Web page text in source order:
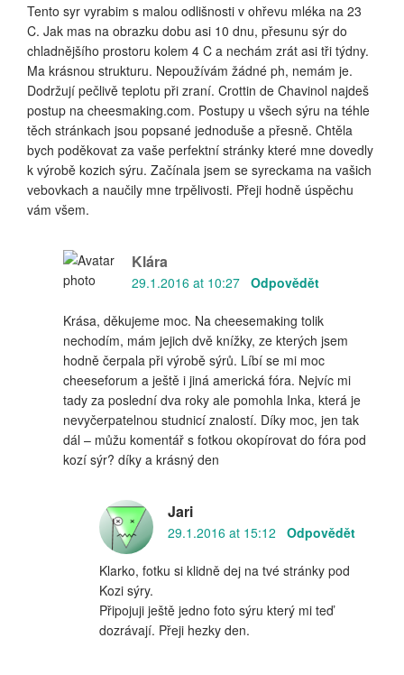
Tento syr vyrabim s malou odlišnosti v ohřevu mléka na 23
C. Jak mas na obrazku dobu asi 10 dnu, přesunu sýr do
chladnějšího prostoru kolem 4 C a nechám zrát asi tři týdny.
Ma krásnou strukturu. Nepoužívám žádné ph, nemám je.
Dodržují pečlivě teplotu při zraní. Crottin de Chavinol najdeš
postup na cheesmaking.com. Postupy u všech sýru na téhle
těch stránkach jsou popsané jednoduše a přesně. Chtěla
bych poděkovat za vaše perfektní stránky které mne dovedly
k výrobě kozich sýru. Začínala jsem se syreckama na vašich
vebovkach a naučily mne trpělivosti. Přeji hodně úspěchu
vám všem.
Klára
29.1.2016 at 10:27 Odpovědět
Krása, děkujeme moc. Na cheesemaking tolik
nechodím, mám jejich dvě knížky, ze kterých jsem
hodně čerpala při výrobě sýrů. Líbí se mi moc
cheeseforum a ještě i jiná americká fóra. Nejvíc mi
tady za poslední dva roky ale pomohla Inka, která je
nevyčerpatelnou studnicí znalostí. Díky moc, jen tak
dál – můžu komentář s fotkou okopírovat do fóra pod
kozí sýr? díky a krásný den
Jari
29.1.2016 at 15:12 Odpovědět
Klarko, fotku si klidně dej na tvé stránky pod
Kozi sýry.
Připojuji ještě jedno foto sýru který mi teď
dozrávají. Přeji hezky den.